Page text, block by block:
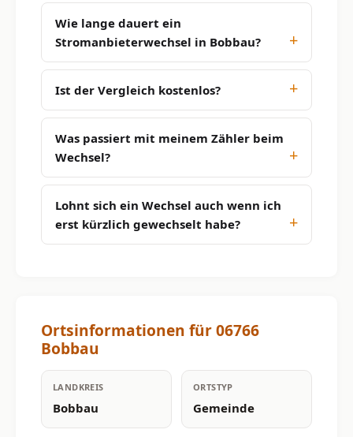
Wie lange dauert ein
Stromanbieterwechsel in Bobbau?
Ist der Vergleich kostenlos?
Was passiert mit meinem Zähler beim
Wechsel?
Lohnt sich ein Wechsel auch wenn ich
erst kürzlich gewechselt habe?
Ortsinformationen für 06766
Bobbau
LANDKREIS
Bobbau
ORTSTYP
Gemeinde